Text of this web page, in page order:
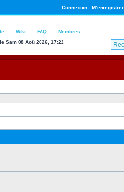
Connexion M’enregistrer
Wiki FAQ
Membres
Sam 08 Aoû 2026, 17:22